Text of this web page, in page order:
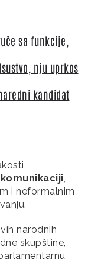
sa funkcije,
nju uprkos
kandidat
i neformalnim
narodnih
skupštine,